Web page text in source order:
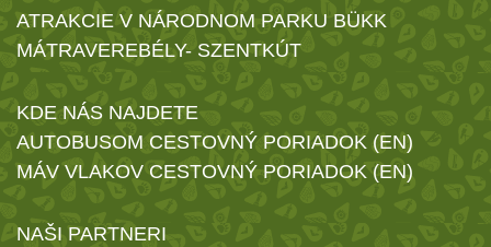
ATRAKCIE V NÁRODNOM PARKU BÜKK
MÁTRAVEREBÉLY- SZENTKÚT
KDE NÁS NAJDETE
AUTOBUSOM CESTOVNÝ PORIADOK (EN)
MÁV VLAKOV CESTOVNÝ PORIADOK (EN)
NAŠI PARTNERI